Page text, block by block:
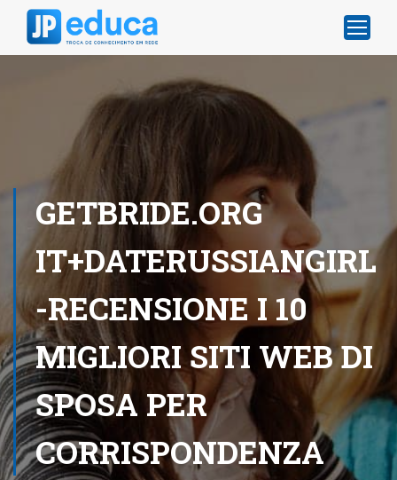
GETBRIDE.ORG
IT+DATERUSSIANGIRL
-RECENSIONE I 10
MIGLIORI SITI WEB DI
SPOSA PER
CORRISPONDENZA